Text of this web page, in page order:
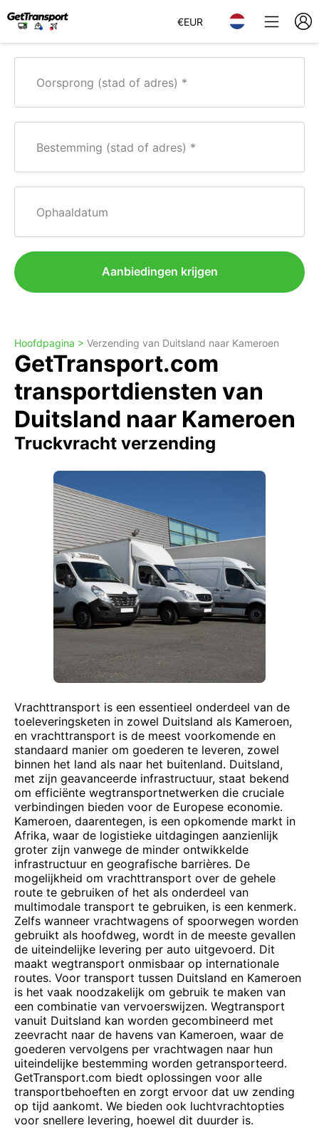
€EUR
Oorsprong (stad of adres)
Bestemming (stad of adres)
Ophaaldatum
Aanbiedingen krijgen
Hoofdpagina > Verzending van Duitsland naar Kameroen
GetTransport.com
transportdiensten van
Duitsland naar Kameroen
Truckvracht verzending
Vrachttransport is een essentieel onderdeel van de
toeleveringsketen in zowel Duitsland als Kameroen,
en vrachttransport is de meest voorkomende en
standaard manier om goederen te leveren, zowel
binnen het land als naar het buitenland. Duitsland,
met zijn geavanceerde infrastructuur, staat bekend
om efficiënte wegtransportnetwerken die cruciale
verbindingen bieden voor de Europese economie.
Kameroen, daarentegen, is een opkomende markt in
Afrika, waar de logistieke uitdagingen aanzienlijk
groter zijn vanwege de minder ontwikkelde
infrastructuur en geografische barrières. De
mogelijkheid om vrachttransport over de gehele
route te gebruiken of het als onderdeel van
multimodale transport te gebruiken, is een kenmerk.
Zelfs wanneer vrachtwagens of spoorwegen worden
gebruikt als hoofdweg, wordt in de meeste gevallen
de uiteindelijke levering per auto uitgevoerd. Dit
maakt wegtransport onmisbaar op internationale
routes. Voor transport tussen Duitsland en Kameroen
is het vaak noodzakelijk om gebruik te maken van
een combinatie van vervoerswijzen. Wegtransport
vanuit Duitsland kan worden gecombineerd met
zeevracht naar de havens van Kameroen, waar de
goederen vervolgens per vrachtwagen naar hun
uiteindelijke bestemming worden getransporteerd.
GetTransport.com biedt oplossingen voor alle
transportbehoeften en zorgt ervoor dat uw zending
op tijd aankomt. We bieden ook luchtvrachtopties
voor snellere levering, hoewel dit duurder is.